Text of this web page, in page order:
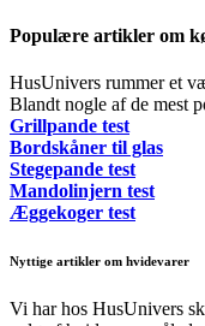
Populære artikler om
HusUnivers rummer et
Blandt nogle af de mest
Grillpande test
Bordskåner til glas
Stegepande test
Mandolinjern test
Æggekoger test
Nyttige artikler om hvidevarer
Vi har hos HusUnivers